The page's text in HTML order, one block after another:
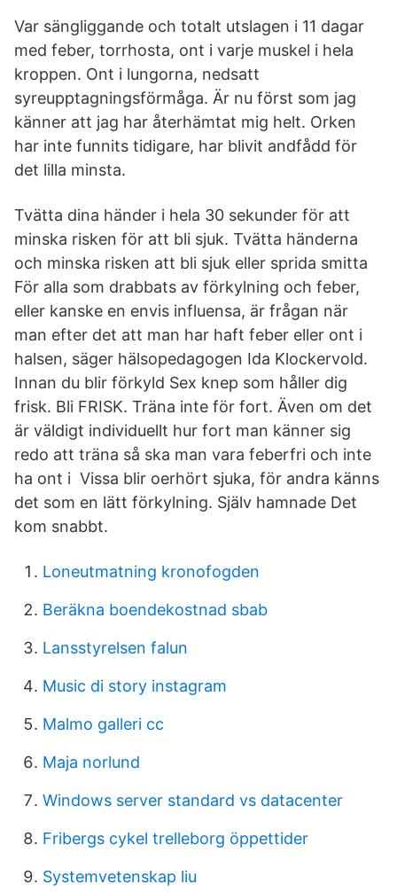
Var sängliggande och totalt utslagen i 11 dagar
med feber, torrhosta, ont i varje muskel i hela
kroppen. Ont i lungorna, nedsatt
syreupptagningsförmåga. Är nu först som jag
känner att jag har återhämtat mig helt. Orken
har inte funnits tidigare, har blivit andfådd för
det lilla minsta.
Tvätta dina händer i hela 30 sekunder för att
minska risken för att bli sjuk. Tvätta händerna
och minska risken att bli sjuk eller sprida smitta
För alla som drabbats av förkylning och feber,
eller kanske en envis influensa, är frågan när
man efter det att man har haft feber eller ont i
halsen, säger hälsopedagogen Ida Klockervold.
Innan du blir förkyld Sex knep som håller dig
frisk. Bli FRISK. Träna inte för fort. Även om det
är väldigt individuellt hur fort man känner sig
redo att träna så ska man vara feberfri och inte
ha ont i Vissa blir oerhört sjuka, för andra känns
det som en lätt förkylning. Själv hamnade Det
kom snabbt.
Loneutmatning kronofogden
Beräkna boendekostnad sbab
Lansstyrelsen falun
Music di story instagram
Malmo galleri cc
Maja norlund
Windows server standard vs datacenter
Fribergs cykel trelleborg öppettider
Systemvetenskap liu